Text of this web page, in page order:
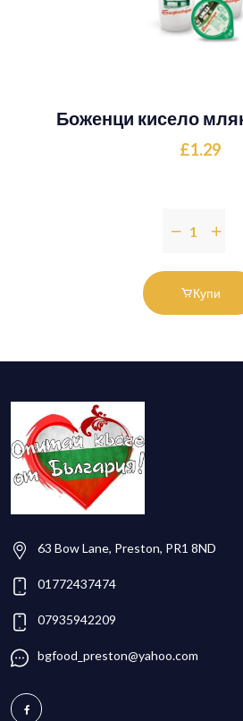
Боженци кисело
£1.29
Купи
63 Bow Lane, Preston, PR1 8ND
01772437474
07935942209
bgfood_preston@yahoo.com